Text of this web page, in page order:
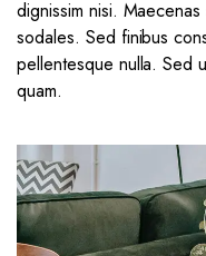
dignissim nisi.
sodales. Sed finibus
pellentesque nulla. Sed
quam.